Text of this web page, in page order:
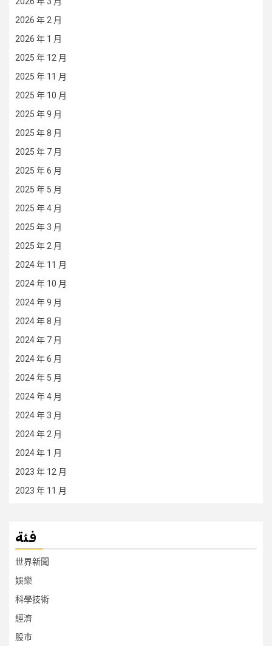
2026 年 2 月
2026 年 1 月
2025 年 12 月
2025 年 11 月
2025 年 10 月
2025 年 9 月
2025 年 8 月
2025 年 7 月
2025 年 6 月
2025 年 5 月
2025 年 4 月
2025 年 3 月
2025 年 2 月
2024 年 11 月
2024 年 10 月
2024 年 9 月
2024 年 8 月
2024 年 7 月
2024 年 6 月
2024 年 5 月
2024 年 4 月
2024 年 3 月
2024 年 2 月
2024 年 1 月
2023 年 12 月
2023 年 11 月
فئة
世界新聞
娛樂
科學技術
經濟
股市